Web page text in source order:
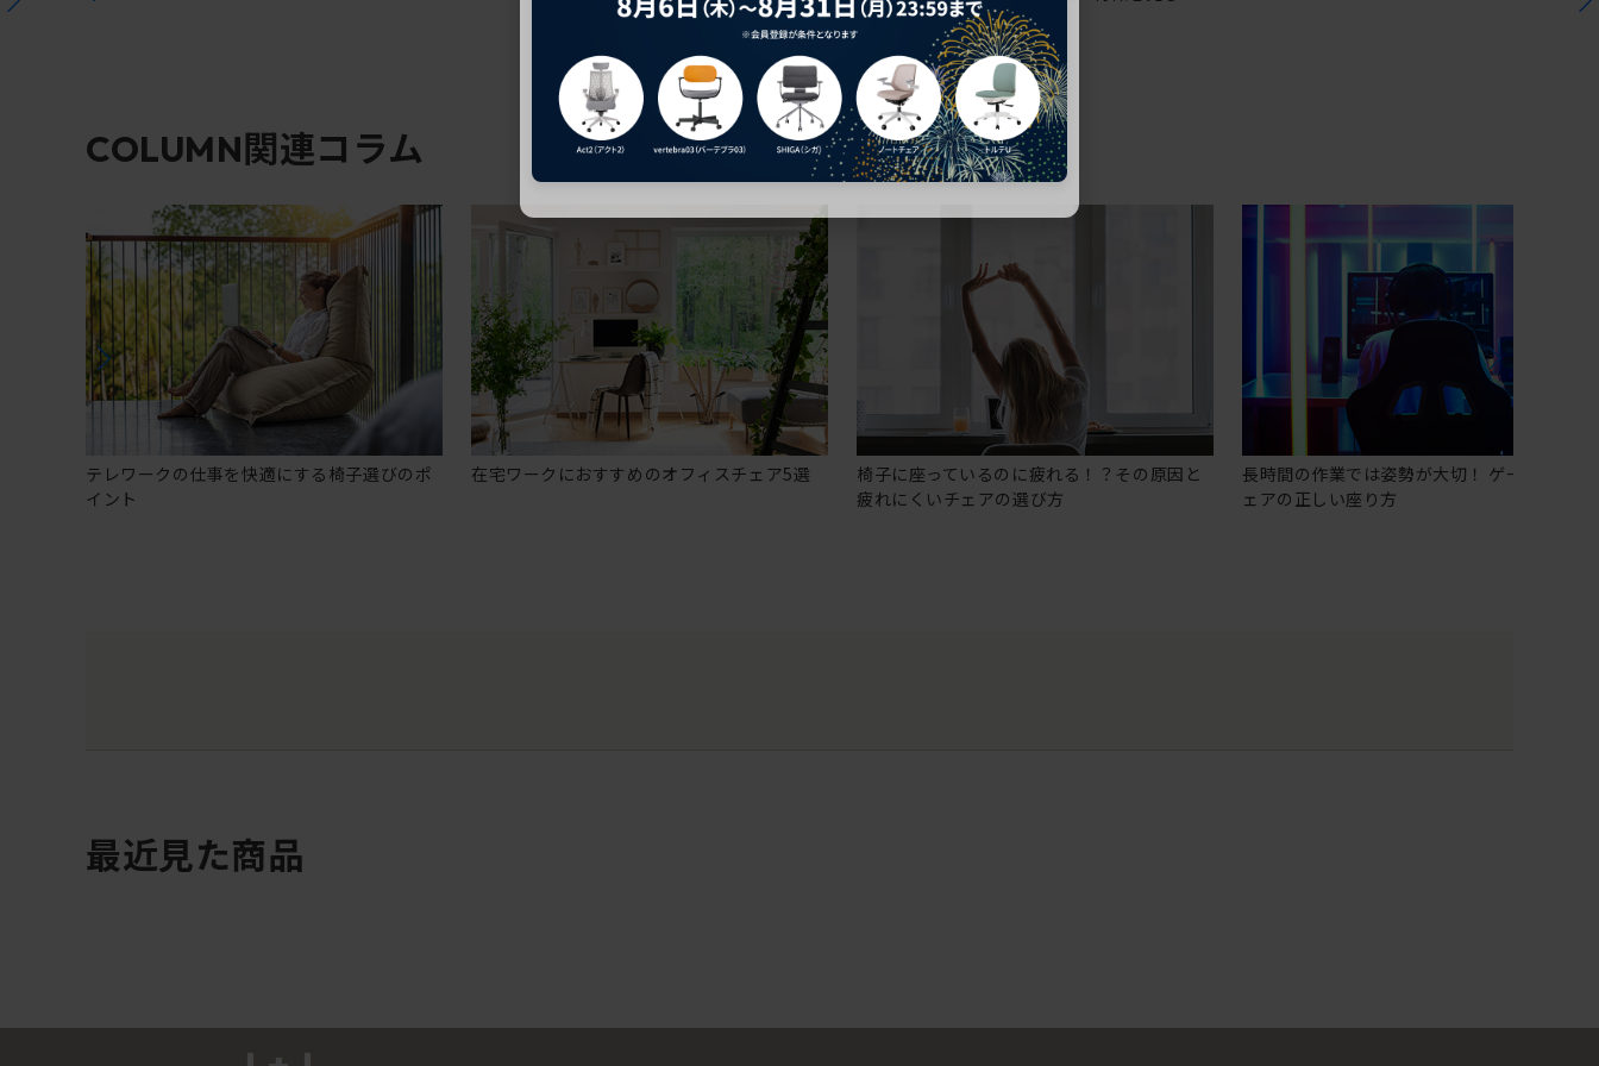
COLUMN関連コラム
テレワークの仕事を快適にする椅子選びのポ
イント
在宅ワークにおすすめのオフィスチェア5選
椅子に座っているのに疲れる！？その原因と
疲れにくいチェアの選び方
長時間の作業では姿勢が大切！ ゲーミングチ
ェアの正しい座り方
最近見た商品